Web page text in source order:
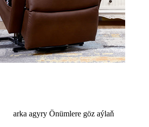
arka agyry Önümlere göz aýlaň